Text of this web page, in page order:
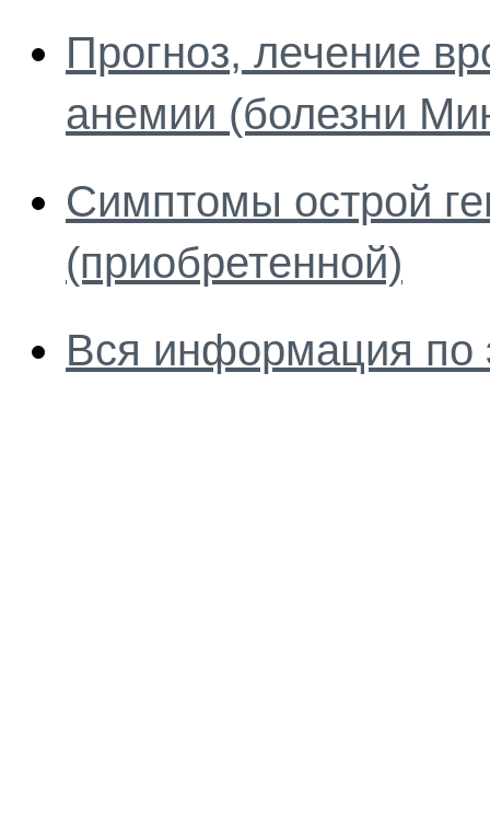
Прогноз, лечение
анемии (болезни
Симптомы острой
(приобретенной)
Вся информация по